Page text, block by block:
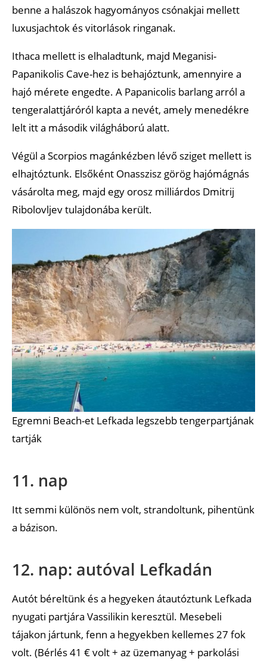
benne a halászok hagyományos csónakjai mellett
luxusjachtok és vitorlások ringanak.
Ithaca mellett is elhaladtunk, majd Meganisi-
Papanikolis Cave-hez is behajóztunk, amennyire a
hajó mérete engedte. A Papanicolis barlang arról a
tengeralattjáróról kapta a nevét, amely menedékre
lelt itt a második világháború alatt.
Végül a Scorpios magánkézben lévő sziget mellett is
elhajtóztunk. Elsőként Onasszisz görög hajómágnás
vásárolta meg, majd egy orosz milliárdos Dmitrij
Ribolovljev tulajdonába került.
Egremni Beach-et Lefkada legszebb tengerpartjának
tartják
11. nap
Itt semmi különös nem volt, strandoltunk, pihentünk
a bázison.
12. nap: autóval Lefkadán
Autót béreltünk és a hegyeken átautóztunk Lefkada
nyugati partjára Vassilikin keresztül. Mesebeli
tájakon jártunk, fenn a hegyekben kellemes 27 fok
volt. (Bérlés 41 € volt + az üzemanyag + parkolási